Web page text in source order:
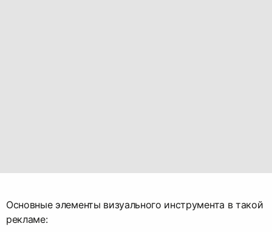
Основные элементы визуального инструмента в такой
рекламе: